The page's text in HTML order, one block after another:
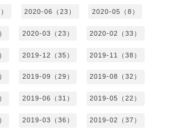
2020-06（23） 2020-05（8）
2020-03（23） 2020-02（33）
2019-12（35） 2019-11（38）
2019-09（29） 2019-08（32）
2019-06（31） 2019-05（22）
2019-03（36） 2019-02（37）